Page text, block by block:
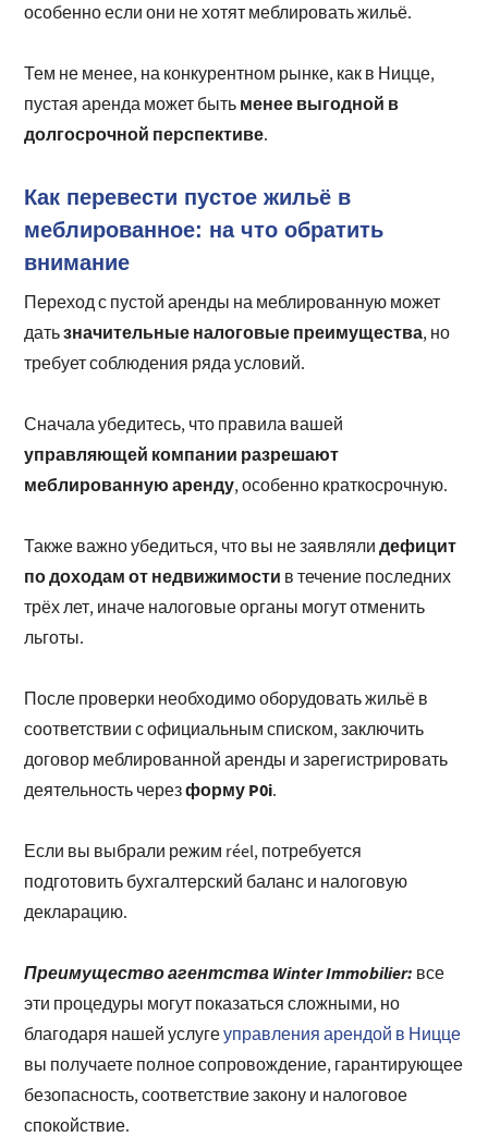
особенно если они не хотят меблировать жильё.
Тем не менее, на конкурентном рынке, как в Ницце,
пустая аренда может быть менее выгодной в
долгосрочной перспективе.
Как перевести пустое жильё в
меблированное: на что обратить
внимание
Переход с пустой аренды на меблированную может
датьзначительные налоговые преимущества, но
требует соблюдения ряда условий.
Сначала убедитесь, что правила вашей
управляющей компании разрешают
меблированную аренду, особенно краткосрочную.
Также важно убедиться, что вы не заявлялидефицит
по доходам от недвижимости в течение последних
трёх лет, иначе налоговые органы могут отменить
льготы.
После проверки необходимо оборудовать жильё в
соответствии с официальным списком, заключить
договор меблированной аренды и зарегистрировать
деятельность черезформу P0i.
Если вы выбрали режим réel, потребуется
подготовить бухгалтерский баланс и налоговую
декларацию.
Преимущество агентства Winter Immobilier: все
эти процедуры могут показаться сложными, но
благодаря нашей услугеуправления арендой в Ницце
вы получаете полное сопровождение, гарантирующее
безопасность, соответствие закону и налоговое
спокойствие.